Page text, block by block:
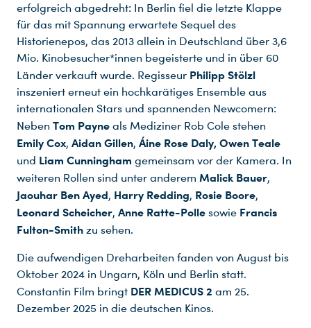
erfolgreich abgedreht: In Berlin fiel die letzte Klappe
für das mit Spannung erwartete Sequel des
Historienepos, das 2013 allein in Deutschland über 3,6
Mio. Kinobesucher*innen begeisterte und in über 60
Länder verkauft wurde. Regisseur Philipp Stölzl
inszeniert erneut ein hochkarätiges Ensemble aus
internationalen Stars und spannenden Newcomern:
Neben Tom Payne als Mediziner Rob Cole stehen
Emily Cox, Aidan Gillen, Áine Rose Daly, Owen Teale
und Liam Cunningham gemeinsam vor der Kamera. In
weiteren Rollen sind unter anderem Malick Bauer,
Jaouhar Ben Ayed, Harry Redding, Rosie Boore,
Leonard Scheicher, Anne Ratte-Polle sowie Francis
Fulton-Smith zu sehen.
Die aufwendigen Dreharbeiten fanden von August bis
Oktober 2024 in Ungarn, Köln und Berlin statt.
Constantin Film bringt DER MEDICUS 2 am 25.
Dezember 2025 in die deutschen Kinos.